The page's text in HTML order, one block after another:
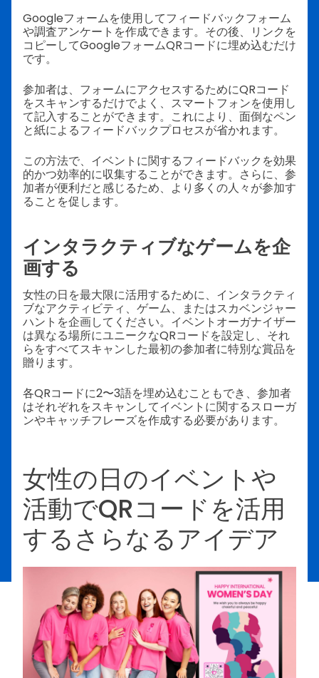
Googleフォームを使用してフィードバックフォーム
や調査アンケートを作成できます。その後、リンクを
コピーしてGoogleフォームQRコードに埋め込むだけ
です。
参加者は、フォームにアクセスするためにQRコード
をスキャンするだけでよく、スマートフォンを使用し
て記入することができます。これにより、面倒なペン
と紙によるフィードバックプロセスが省かれます。
この方法で、イベントに関するフィードバックを効果
的かつ効率的に収集することができます。さらに、参
加者が便利だと感じるため、より多くの人々が参加す
ることを促します。
インタラクティブなゲームを企
画する
女性の日を最大限に活用するために、インタラクティ
ブなアクティビティ、ゲーム、またはスカベンジャー
ハントを企画してください。イベントオーガナイザー
は異なる場所にユニークなQRコードを設定し、それ
らをすべてスキャンした最初の参加者に特別な賞品を
贈ります。
各QRコードに2〜3語を埋め込むこともでき、参加者
はそれぞれをスキャンしてイベントに関するスローガ
ンやキャッチフレーズを作成する必要があります。
女性の日のイベントや
活動でQRコードを活用
するさらなるアイデア